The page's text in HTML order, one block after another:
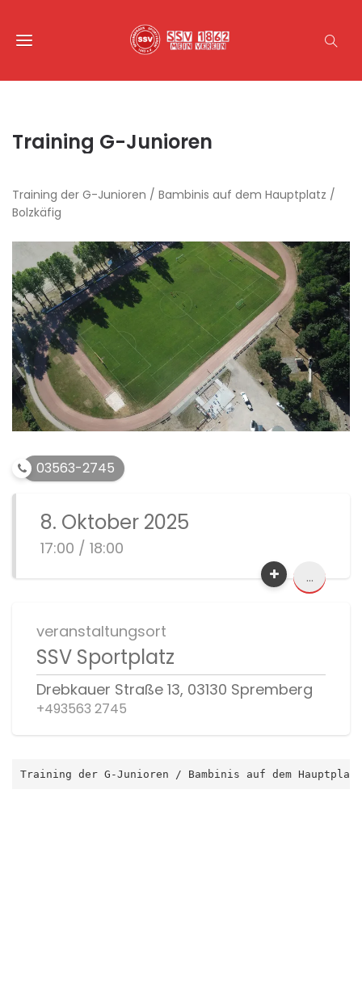
Training G-Junioren
Training der G-Junioren / Bambinis auf dem Hauptplatz /
Bolzkäfig
03563-2745
8. Oktober 2025
17:00 / 18:00
...
veranstaltungsort
SSV Sportplatz
Drebkauer Straße 13, 03130 Spremberg
+493563 2745
Training der G-Junioren / Bambinis auf dem